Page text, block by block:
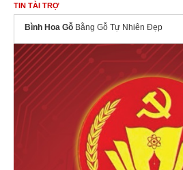
TIN TÀI TRỢ
Bình Hoa Gỗ Bằng Gỗ Tự Nhiên Đẹp